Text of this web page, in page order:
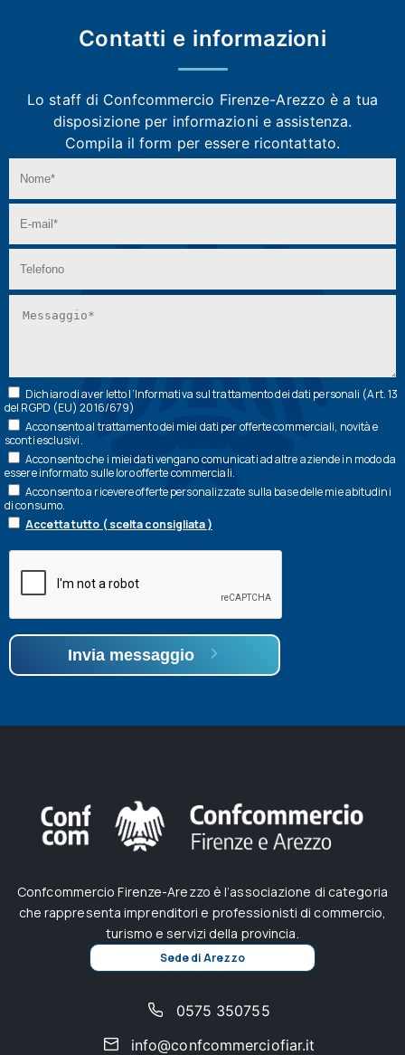
Contatti e informazioni
Lo staff di Confcommercio Firenze-Arezzoè a tua
disposizione per informazioni e assistenza.
Compila il form per essere ricontattato.
Dichiaro di aver letto l’Informativa sul trattamento dei dati personali (Art. 13
del RGPD (EU) 2016/679)
Acconsento al trattamento dei miei dati per offerte commerciali, novità e
sconti esclusivi.
Acconsento che i miei dati vengano comunicati ad altre aziende in modo da
essere informato sulle loro offerte commerciali.
Acconsento a ricevere offerte personalizzate sulla base delle mie abitudini
di consumo.
Accetta tutto ( scelta consigliata )
Invia messaggio
Confcommercio Firenze-Arezzo è l’associazione di categoria
che rappresenta imprenditori e professionisti di commercio,
turismo e servizi della provincia.
Sede di Arezzo
0575 350755
info@confcommerciofiar.it